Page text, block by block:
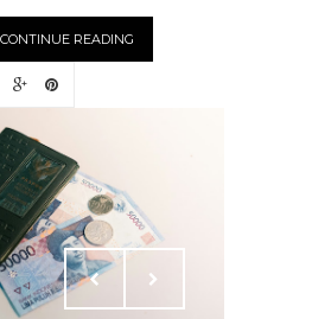
CONTINUE READING